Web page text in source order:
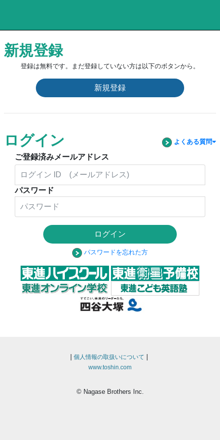
新規登録
登録は無料です。まだ登録していない方は以下のボタンから。
新規登録
ログイン よくある質問
ご登録済みメールアドレス
パスワード
ログイン
パスワードを忘れた方
個人情報の取扱いについて
www.toshin.com
© Nagase Brothers Inc.